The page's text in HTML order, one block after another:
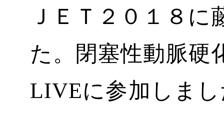
ＪＥＴ２０１８
た。閉塞性動脈硬
LIVEに参加しま